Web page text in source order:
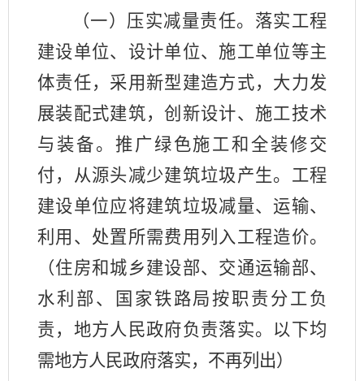
（一）压实减量责任。落实工程
建设单位、设计单位、施工单位等主
体责任，采用新型建造方式，大力发
展装配式建筑，创新设计、施工技术
与装备。推广绿色施工和全装修交
付，从源头减少建筑垃圾产生。工程
建设单位应将建筑垃圾减量、运输、
利用、处置所需费用列入工程造价。
（住房和城乡建设部、交通运输部、
水利部、国家铁路局按职责分工负
责，地方人民政府负责落实。以下均
需地方人民政府落实，不再列出）